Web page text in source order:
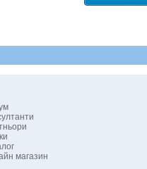
магазин